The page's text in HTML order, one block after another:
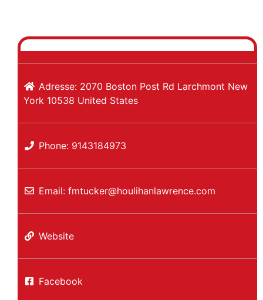
Adresse: 2070 Boston Post Rd Larchmont New
York 10538 United States
Phone: 9143184973
Email: fmtucker@houlihanlawrence.com
Website
Facebook